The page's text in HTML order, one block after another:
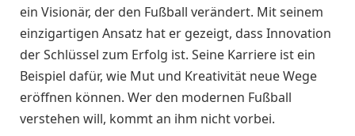
ein Visionär, der den Fußball verändert. Mit seinem
einzigartigen Ansatz hat er gezeigt, dass Innovation
der Schlüssel zum Erfolg ist. Seine Karriere ist ein
Beispiel dafür, wie Mut und Kreativität neue Wege
eröffnen können. Wer den modernen Fußball
verstehen will, kommt an ihm nicht vorbei.